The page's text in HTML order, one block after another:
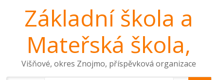
Základní škola a
Mateřská škola,
Višňové, okres Znojmo, příspěvková organizace